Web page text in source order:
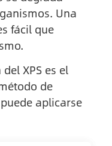
Una
fácil que
XPS es el
de
aplicarse